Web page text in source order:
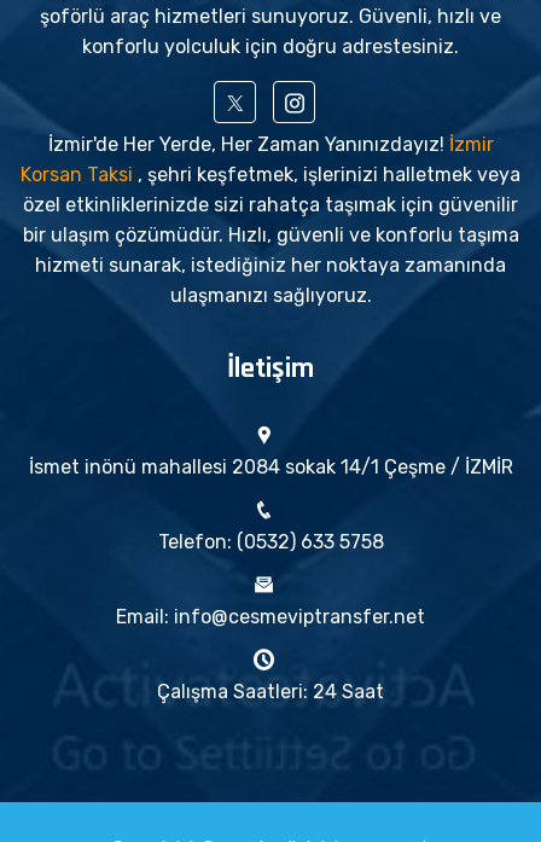
şoförlü araç hizmetleri sunuyoruz. Güvenli, hızlı ve
konforlu yolculuk için doğru adrestesiniz.
İzmir'de Her Yerde, Her Zaman Yanınızdayız! İzmir
Korsan Taksi , şehri keşfetmek, işlerinizi halletmek veya
özel etkinliklerinizde sizi rahatça taşımak için güvenilir
bir ulaşım çözümüdür. Hızlı, güvenli ve konforlu taşıma
hizmeti sunarak, istediğiniz her noktaya zamanında
ulaşmanızı sağlıyoruz.
İletişim
İsmet inönü mahallesi 2084 sokak 14/1 Çeşme / İZMİR
Telefon: (0532) 633 5758
Email: info@cesmeviptransfer.net
Çalışma Saatleri: 24 Saat